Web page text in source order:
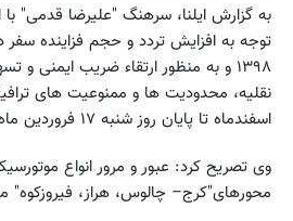
به گزارش ایلنا، سرهنگ "علیرضا قدمی" با
توجه به افزایش تردد و حجم فزاینده سفر
۱۳۹۸ و به منظور ارتقاء ضریب ایمنی
اسفندماه تا پایان روز شنبه ۱۷ فروردین ماه خبر داد.
وی تصریح کرد: عبور و مرور انواع
محورهای"کرج– چالوس، هراز،